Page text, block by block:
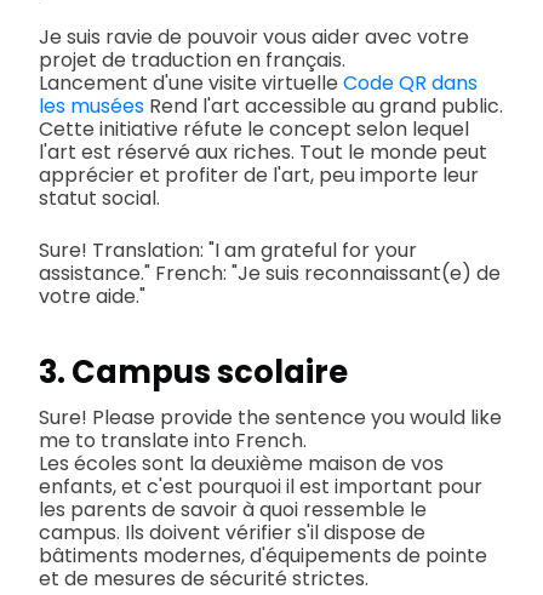
Je suis ravie de pouvoir vous aider avec votre
projet de traduction en français.
Lancement d'une visite virtuelle Code QR dans
les musées Rend l'art accessible au grand public.
Cette initiative réfute le concept selon lequel
l'art est réservé aux riches. Tout le monde peut
apprécier et profiter de l'art, peu importe leur
statut social.
Sure! Translation: "I am grateful for your
assistance." French: "Je suis reconnaissant(e) de
votre aide."
3. Campus scolaire
Sure! Please provide the sentence you would like
me to translate into French.
Les écoles sont la deuxième maison de vos
enfants, et c'est pourquoi il est important pour
les parents de savoir à quoi ressemble le
campus. Ils doivent vérifier s'il dispose de
bâtiments modernes, d'équipements de pointe
et de mesures de sécurité strictes.